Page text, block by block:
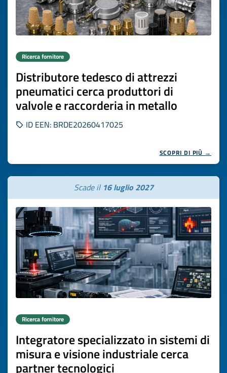
Ricerca fornitore
Distributore tedesco di attrezzi
pneumatici cerca produttori di
valvole e raccorderia in metallo
ID EEN: BRDE20260417025
SCOPRI DI PIÙ →
Scade il 16 luglio 2027
Ricerca fornitore
Integratore specializzato in sistemi di
misura e visione industriale cerca
partner tecnologici